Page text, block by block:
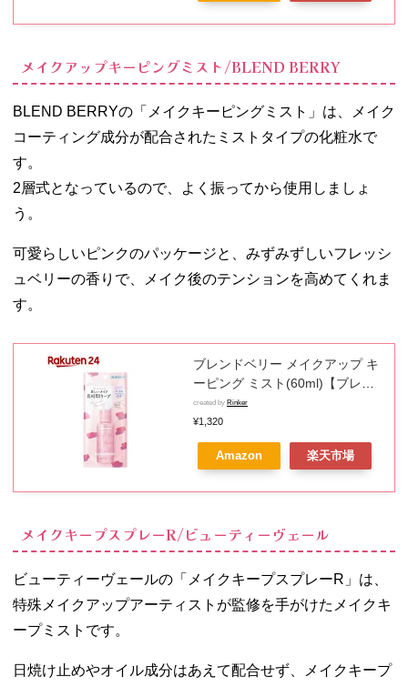
メイクアップキーピングミスト/BLEND BERRY
BLEND BERRYの「メイクキーピングミスト」は、メイク
コーティング成分が配合されたミストタイプの化粧水で
す。
2層式となっているので、よく振ってから使用しましょ
う。
可愛らしいピンクのパッケージと、みずみずしいフレッシ
ュベリーの香りで、メイク後のテンションを高めてくれま
す。
ブレンドベリー メイクアップ キ
ーピング ミスト(60ml)【ブレン
ドベリー】
created by Rinker
¥1,320
Amazon 楽天市場
メイクキープスプレーR/ビューティーヴェール
ビューティーヴェールの「メイクキープスプレーR」は、
特殊メイクアップアーティストが監修を手がけたメイクキ
ープミストです。
日焼け止めやオイル成分はあえて配合せず、メイクキープ